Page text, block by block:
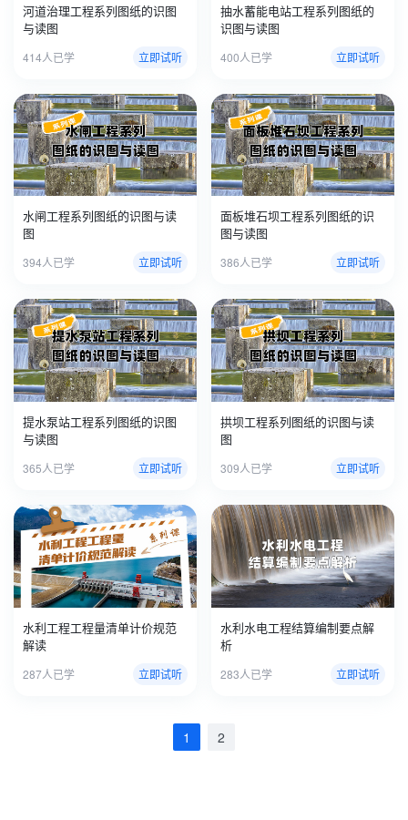
河道治理工程系列图纸的识图
与读图
414人已学 立即试听
抽水蓄能电站工程系列图纸的
识图与读图
400人已学 立即试听
水闸工程系列图纸的识图与读
图
394人已学 立即试听
面板堆石坝工程系列图纸的识
图与读图
386人已学 立即试听
提水泵站工程系列图纸的识图
与读图
365人已学 立即试听
拱坝工程系列图纸的识图与读
图
309人已学 立即试听
水利工程工程量清单计价规范
解读
287人已学 立即试听
水利水电工程结算编制要点解
析
283人已学 立即试听
1 2